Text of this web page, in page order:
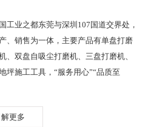
工业之都东莞与深圳107国道交界处，
、销售为一体，主要产品有单盘打磨
、双盘自吸尘打磨机、三盘打磨机、
坪施工工具，“服务用心”“品质至
解更多